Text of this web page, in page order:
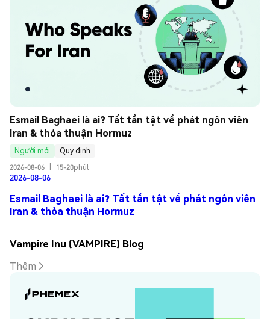
Esmail Baghaei là ai? Tất tần tật về phát ngôn viên
Iran & thỏa thuận Hormuz
Người mới
Quy định
2026-08-06
15-20phút
2026-08-06
Esmail Baghaei là ai? Tất tần tật về phát ngôn viên
Iran & thỏa thuận Hormuz
Vampire Inu (VAMPIRE) Blog
Thêm